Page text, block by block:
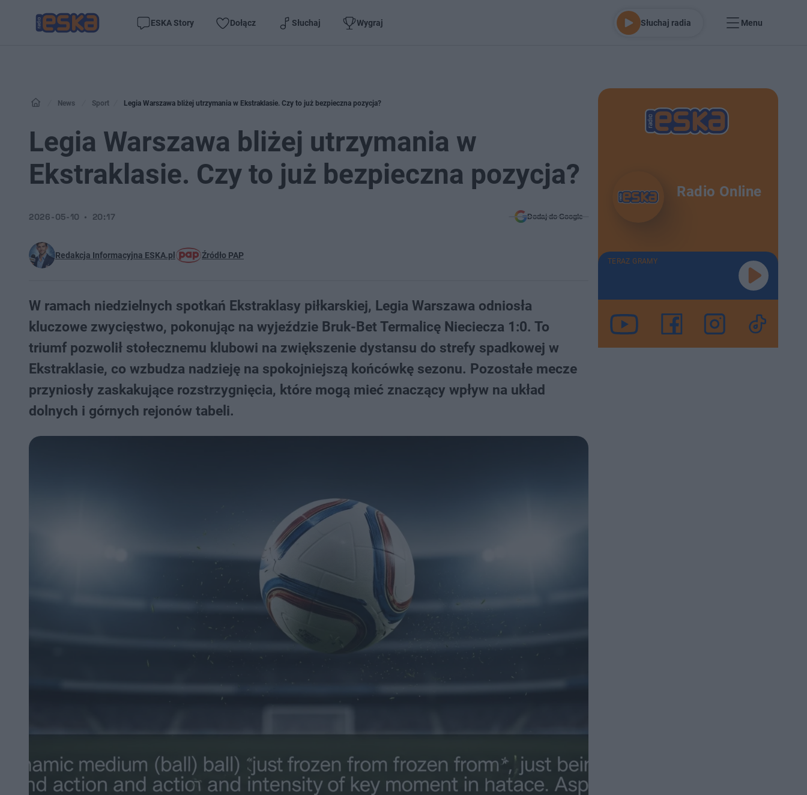
ESKA Story Dołącz Słuchaj Wygraj Słuchaj radia Menu
News Sport Legia Warszawa bliżej utrzymania w Ekstraklasie. Czy to już bezpieczna pozycja?
Legia Warszawa bliżej utrzymania w
Ekstraklasie. Czy to już bezpieczna pozycja?
Redakcja Informacyjna ESKA.pl Źródło PAP
2026-05-10 20:17 Dodaj do Google
W ramach niedzielnych spotkań Ekstraklasy piłkarskiej, Legia Warszawa odniosła
kluczowe zwycięstwo, pokonując na wyjeździe Bruk-Bet Termalicę Nieciecza 1:0. To
triumf pozwolił stołecznemu klubowi na zwiększenie dystansu do strefy spadkowej w
Ekstraklasie, co wzbudza nadzieję na spokojniejszą końcówkę sezonu. Pozostałe mecze
przyniosły zaskakujące rozstrzygnięcia, które mogą mieć znaczący wpływ na układ
dolnych i górnych rejonów tabeli.
Radio Online
TERAZ GRAMY